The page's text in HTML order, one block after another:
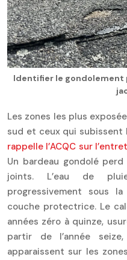
Identifier le
Les zones les plus
sud et ceux qui subissent
rappelle l’ACQC sur
Un bardeau gondolé
joints. L’eau de
progressivement sous
couche protectrice. Le
années zéro à quinze,
partir de l’année
apparaissent sur les